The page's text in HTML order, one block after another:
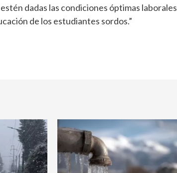
dadas las condiciones óptimas laborales
de los estudiantes sordos.”